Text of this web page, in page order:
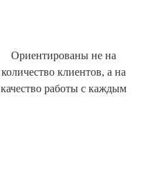
Ориентированы не на
количество клиентов, а на
качество работы с каждым